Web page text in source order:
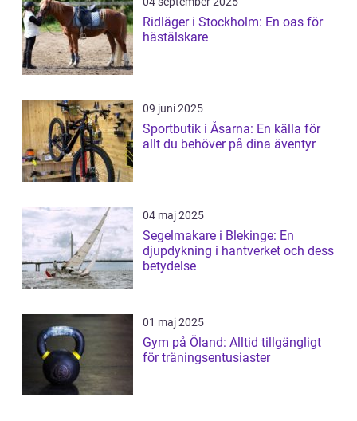
Ridläger i Stockholm: En oas för
hästälskare
09 juni 2025
Sportbutik i Åsarna: En källa för
allt du behöver på dina äventyr
04 maj 2025
Segelmakare i Blekinge: En
djupdykning i hantverket och dess
betydelse
01 maj 2025
Gym på Öland: Alltid tillgängligt
för träningsentusiaster